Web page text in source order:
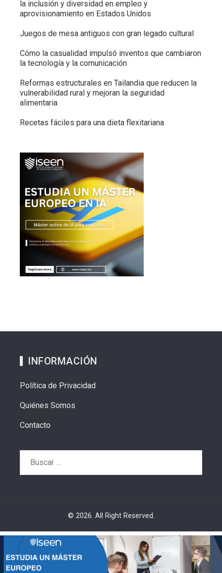
la inclusión y diversidad en empleo y
aprovisionamiento en Estados Unidos
Juegos de mesa antiguos con gran legado cultural
Cómo la casualidad impulsó inventos que cambiaron
la tecnología y la comunicación
Reformas estructurales en Tailandia que reducen la
vulnerabilidad rural y mejoran la seguridad
alimentaria
Recetas fáciles para una dieta flexitariana
INFORMACIÓN
Política de Privacidad
Quiénes Somos
Contacto
© 2026. All Right Reserved.